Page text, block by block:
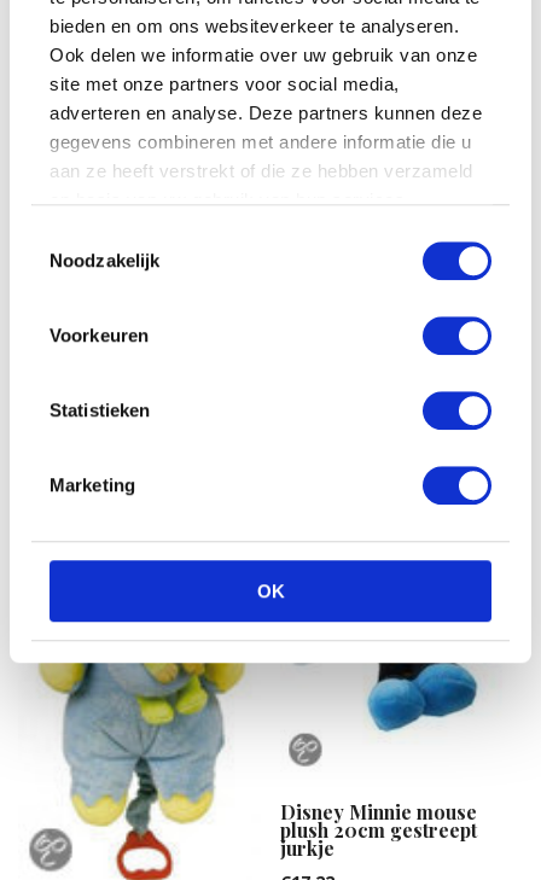
bieden en om ons websiteverkeer te analyseren.
Ook delen we informatie over uw gebruik van onze
site met onze partners voor social media,
adverteren en analyse. Deze partners kunnen deze
gegevens combineren met andere informatie die u
aan ze heeft verstrekt of die ze hebben verzameld
Noodzakelijk
Voorkeuren
Statistieken
Marketing
OK
Vdm Floppy hond 27cm
18.36
Triple crown beauties
Disney Minnie mouse
plush 20cm gestreept
jurkje